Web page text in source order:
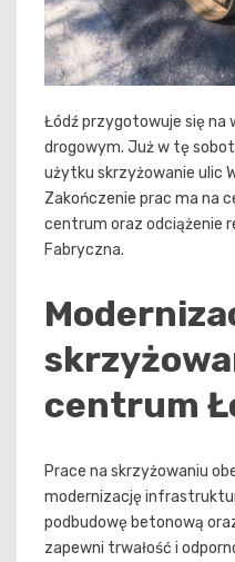
Łódź przygotowuje się na
drogowym. Już w tę
użytku skrzyżowanie ulic
Zakończenie prac ma na
centrum oraz odciążenie
Fabryczna.
centrum
Prace na skrzyżowaniu
modernizację
podbudowę betonową
zapewni trwałość i